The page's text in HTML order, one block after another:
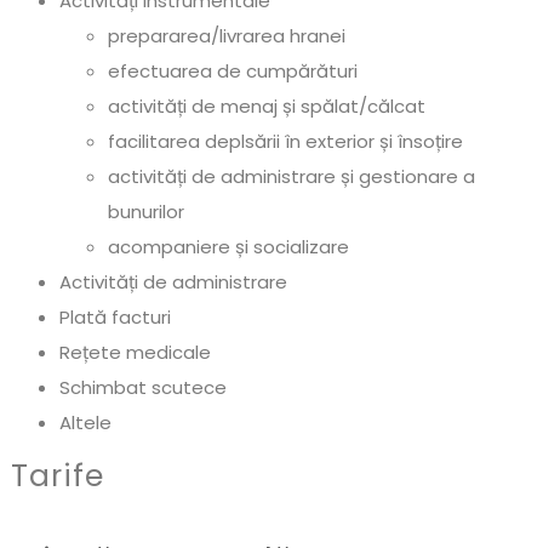
prepararea/livrarea hranei
efectuarea de cumpărături
activități de menaj și spălat/călcat
facilitarea deplsării în exterior și însoțire
activități de administrare și gestionare a
bunurilor
acompaniere și socializare
Activități de administrare
Plată facturi
Rețete medicale
Schimbat scutece
Altele
Tarife